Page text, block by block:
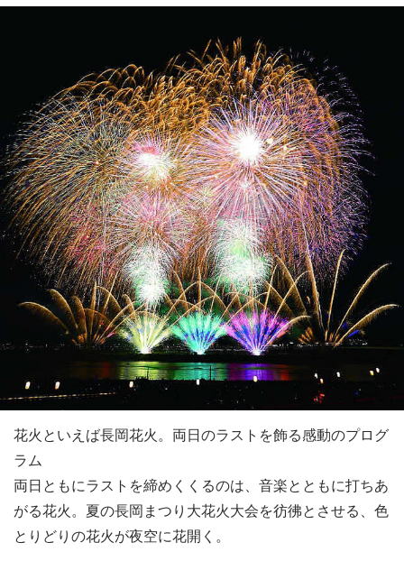
花火といえば長岡花火。両日のラストを飾る感動のプログ
ラム
両日ともにラストを締めくくるのは、音楽とともに打ちあ
がる花火。夏の長岡まつり大花火大会を彷彿とさせる、色
とりどりの花火が夜空に花開く。